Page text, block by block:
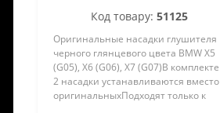
Код товару: 51125
Оригинальные насадки глушителя
черного глянцевого цвета BMW X5
(G05), X6 (G06), X7 (G07)В комплекте
2 насадки устанавливаются вместо
оригинальныхПодходят только к